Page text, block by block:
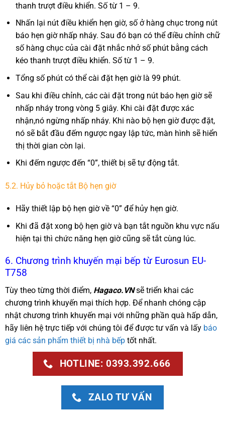
thanh trượt điều khiển. Số từ 1 – 9.
Nhấn lại nút điều khiển hẹn giờ, số ở hàng chục trong nút
báo hẹn giờ nhấp nháy. Sau đó bạn có thể điều chỉnh chữ
số hàng chục của cài đặt nhắc nhở số phút bằng cách
kéo thanh trượt điều khiển. Số từ 1 – 9.
Tổng số phút có thể cài đặt hẹn giờ là 99 phút.
Sau khi điều chỉnh, các cài đặt trong nút báo hẹn giờ sẽ
nhấp nháy trong vòng 5 giây. Khi cài đặt được xác
nhận,nó ngừng nhấp nháy. Khi nào bộ hẹn giờ được đặt,
nó sẽ bắt đầu đếm ngược ngay lập tức, màn hình sẽ hiển
thị thời gian còn lại.
Khi đếm ngược đến “0”, thiết bị sẽ tự động tắt.
5.2. Hủy bỏ hoặc tắt Bộ hẹn giờ
Hãy thiết lập bộ hẹn giờ về “0” để hủy hẹn giờ.
Khi đã đặt xong bộ hẹn giờ và bạn tắt nguồn khu vực nấu
hiện tại thì chức năng hẹn giờ cũng sẽ tắt cùng lúc.
6. Chương trình khuyến mại bếp từ Eurosun EU-
T758
Tùy theo từng thời điểm, Hagaco.VNsẽ triển khai các
chương trình khuyến mại thích hợp. Để nhanh chóng cập
nhật chương trình khuyến mại với những phần quà hấp dẫn,
hãy liên hệ trực tiếp với chúng tôi để được tư vấn và lấy báo
giá các sản phẩm thiết bị nhà bếp tốt nhất.
HOTLINE: 0393.392.666
ZALO TƯ VẤN